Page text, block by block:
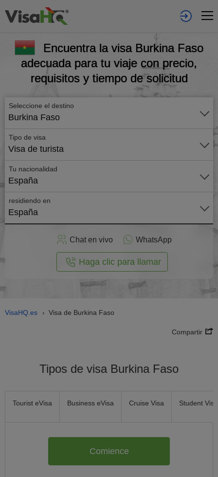
Encuentra la visa Burkina Faso
adecuada para tu viaje con precio,
requisitos y tiempo de solicitud
Seleccione el destino
Burkina Faso
Tipo de visa
Visa de turista
Tu nacionalidad
España
residiendo en
España
Chat en vivo WhatsApp
Haga clic para llamar
VisaHQ.es › Visa de Burkina Faso
Compartir
Tipos de visa Burkina Faso
Tourist eVisa Business eVisa Cruise Visa Student Visa
Comience